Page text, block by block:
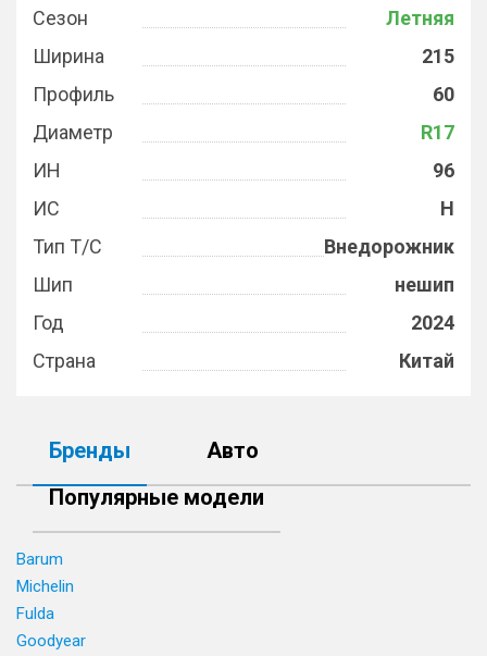
Сезон
Летняя
Ширина
215
Профиль
60
Диаметр
R17
ИН
96
ИС
H
Тип Т/С
Внедорожник
Шип
нешип
Год
2024
Страна
Китай
Бренды
Авто
Популярные модели
Barum
Michelin
Fulda
Goodyear